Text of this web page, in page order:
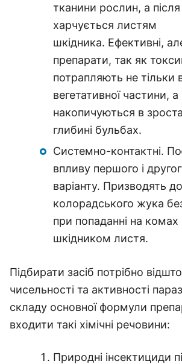
тканини рослин, а після
харчується листям
шкідника. Ефективні,
препарати, так як
потрапляють не тільки
вегетативної частини, а
накопичуються в
глибині бульбах.
Системно-контактні.
впливу першого і
варіанту. Призводять
колорадського жука
при попаданні на комах
шкідником листя.
Підбирати засіб потрібно
чисельності та активності
складу основної формули
входити такі хімічні речовини:
Природні інсектициди